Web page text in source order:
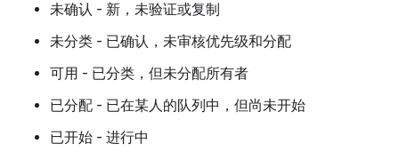
未确认 - 新，未验证或复制
未分类 - 已确认，未审核优先级和分配
可用 - 已分类，但未分配所有者
已分配 - 已在某人的队列中，但尚未开始
已开始 - 进行中